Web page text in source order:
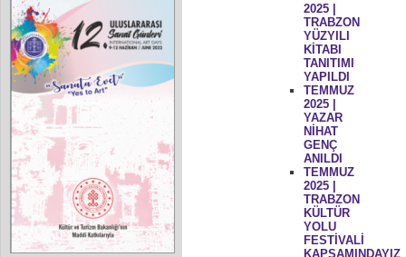
2025 |
TRABZON
YÜZYILI
KİTABI
TANITIMI
YAPILDI
TEMMUZ
2025 |
YAZAR
NİHAT
GENÇ
ANILDI
TEMMUZ
2025 |
TRABZON
KÜLTÜR
YOLU
FESTİVALİ
KAPSAMINDAYIZ